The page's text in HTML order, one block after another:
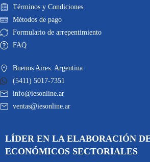
Términos y Condiciones
Métodos de pago
Formulario de arrepentimiento
FAQ
Buenos Aires. Argentina
(5411) 5017-7351
info@iesonline.ar
ventas@iesonline.ar
LÍDER EN LA ELABORACIÓN
ECONÓMICOS SECTORIALES